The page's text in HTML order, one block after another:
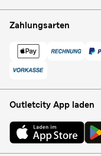
Zahlungsarten
Outletcity App laden